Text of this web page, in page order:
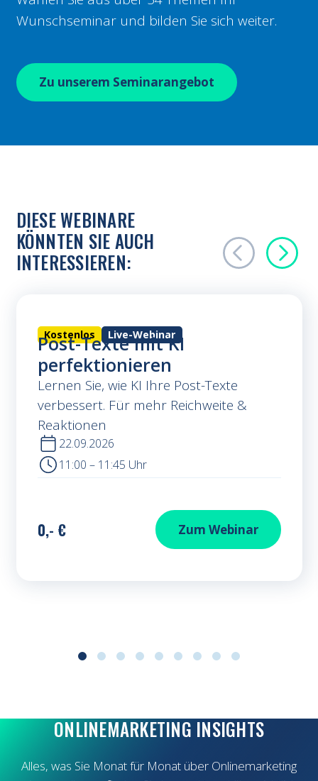
Wunschseminar und bilden Sie sich weiter.
Zu unserem Seminarangebot
DIESE WEBINARE
KÖNNTEN SIE AUCH
INTERESSIEREN:
Kostenlos Live-Webinar
Post-Texte mit KI
perfektionieren
Lernen Sie, wie KI Ihre Post-Texte
verbessert. Für mehr Reichweite &
Reaktionen
22.09.2026
11:00 – 11:45 Uhr
0,- € Zum Webinar: Post-
ONLINEMARKETING INSIGHTS
Alles, was Sie Monat für Monat über Onlinemarketing